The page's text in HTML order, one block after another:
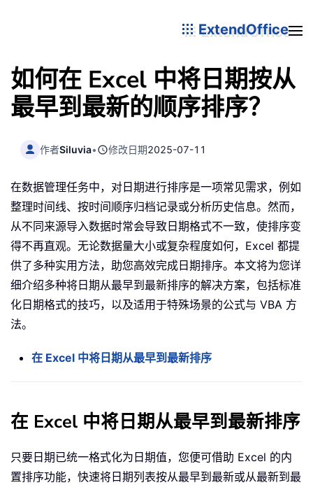
ExtendOffice
如何在 Excel 中将日期按从
最早到最新的顺序排序？
作者Siluvia• 修改日期2025-07-11
在数据管理任务中，对日期进行排序是一项常见需求，例如
整理时间线、按时间顺序归档记录或分析历史信息。然而，
从不同来源导入数据时常会导致日期格式不一致，使排序变
得不再直观。无论数据量大小或复杂程度如何，Excel 都提
供了多种实用方法，助您高效完成日期排序。本文将为您详
细介绍多种将日期从最早到最新排序的解决方案，包括标准
化日期格式的技巧，以及适用于特殊场景的公式与 VBA 方
法。
在 Excel 中将日期从最早到最新排序
在 Excel 中将日期从最早到最新排序
只要日期已统一格式化为日期值，您便可借助 Excel 的内
置排序功能，快速将日期列表按从最早到最新或从最新到最